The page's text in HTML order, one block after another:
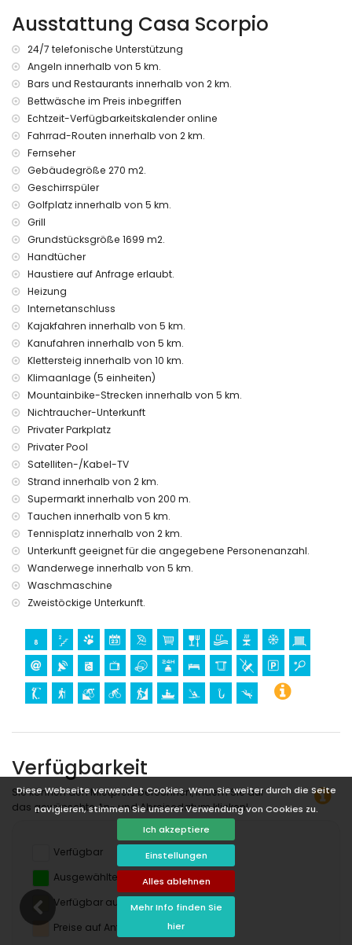
Diese Webseite verwendet Cookies. Wenn Sie weiter durch die Seite
navigieren, stimmen Sie unserer Verwendung von Cookies zu.
Ich akzeptiere
Einstellungen
Alles ablehnen
Mehr Info finden Sie
hier
Ausstattung Casa Scorpio
24/7 telefonische Unterstützung
Angeln innerhalb von 5 km.
Bars und Restaurants innerhalb von 2 km.
Bettwäsche im Preis inbegriffen
Echtzeit-Verfügbarkeitskalender online
Fahrrad-Routen innerhalb von 2 km.
Fernseher
Gebäudegröße 270 m2.
Geschirrspüler
Golfplatz innerhalb von 5 km.
Grill
Grundstücksgröße 1699 m2.
Handtücher
Haustiere auf Anfrage erlaubt.
Heizung
Internetanschluss
Kajakfahren innerhalb von 5 km.
Kanufahren innerhalb von 5 km.
Klettersteig innerhalb von 10 km.
Klimaanlage (5 einheiten)
Mountainbike-Strecken innerhalb von 5 km.
Nichtraucher-Unterkunft
Privater Parkplatz
Privater Pool
Satelliten-/Kabel-TV
Strand innerhalb von 2 km.
Supermarkt innerhalb von 200 m.
Tauchen innerhalb von 5 km.
Tennisplatz innerhalb von 2 km.
Unterkunft geeignet für die angegebene Personenanzahl.
Wanderwege innerhalb von 5 km.
Waschmaschine
Zweistöckige Unterkunft.
Verfügbarkeit
Sie können den Mietpreis berechnen, indem Sie auf
das gewünschte An- und Abreisedatum klicken!
Verfügbar
Ausgewählte Termine
Verfügbar auf Anfrage
Preise auf Anfrage